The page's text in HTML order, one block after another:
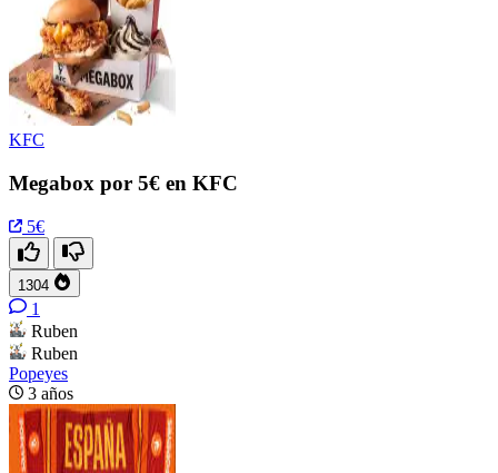
KFC
Megabox por 5€ en KFC
5€
1304
1
Ruben
Ruben
Popeyes
3 años